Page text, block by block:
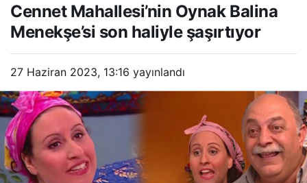
son haliyle şaşırtıyor
Cennet Mahallesi’nin Oynak Balina
Menekşe’si son haliyle şaşırtıyor
27 Haziran 2023, 13:16 yayınlandı